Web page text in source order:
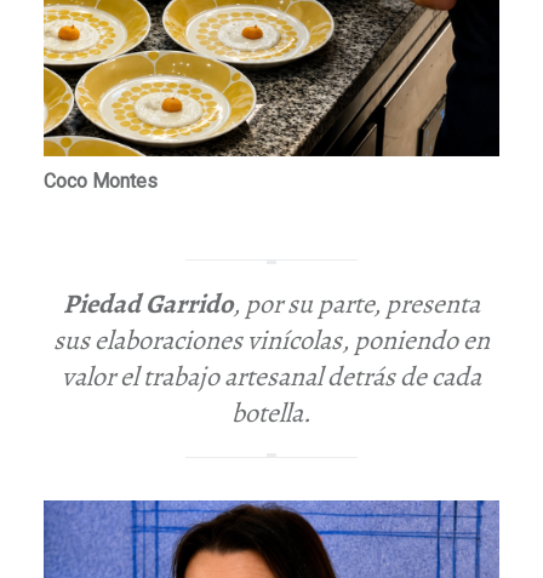
Coco Montes
Piedad Garrido, por su parte, presenta
sus elaboraciones vinícolas, poniendo en
valor el trabajo artesanal detrás de cada
botella.